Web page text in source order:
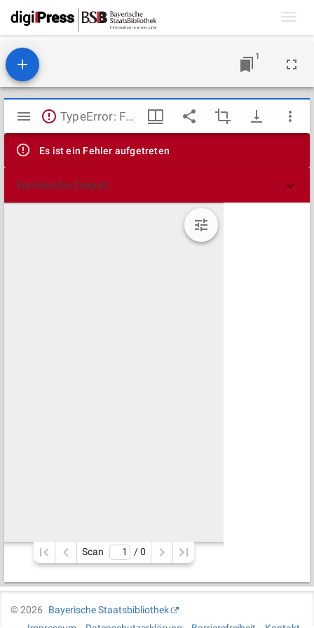
1
Mirador
Viewer
TypeError: Failed to fetch
Es ist ein Fehler aufgetreten
Technische Details
Scan / 0
©2026
Bayerische Staatsbibliothek